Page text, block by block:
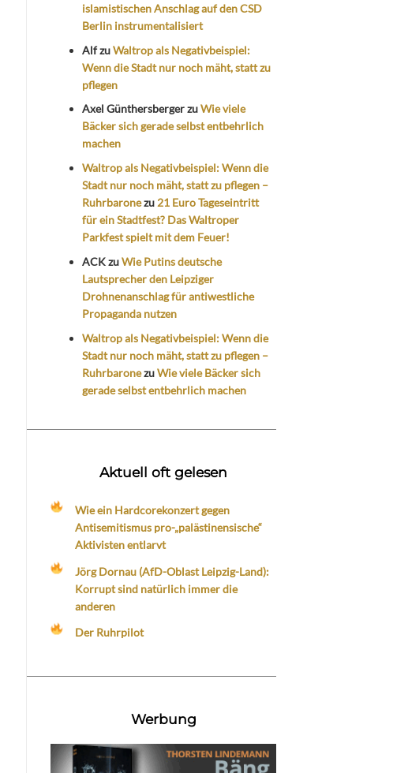
islamistischen Anschlag auf den CSD
Berlin instrumentalisiert
AlfzuWaltrop als Negativbeispiel:
Wenn die Stadt nur noch mäht, statt zu
pflegen
Axel GünthersbergerzuWie viele
Bäcker sich gerade selbst entbehrlich
machen
Waltrop als Negativbeispiel: Wenn die
Stadt nur noch mäht, statt zu pflegen –
Ruhrbaronezu 21 Euro Tageseintritt
für ein Stadtfest? Das Waltroper
Parkfest spielt mit dem Feuer!
ACKzuWie Putins deutsche
Lautsprecher den Leipziger
Drohnenanschlag für antiwestliche
Propaganda nutzen
Waltrop als Negativbeispiel: Wenn die
Stadt nur noch mäht, statt zu pflegen –
RuhrbaronezuWie viele Bäcker sich
gerade selbst entbehrlich machen
Aktuell oft gelesen
Wie ein Hardcorekonzert gegen
Antisemitismus pro-„palästinensische“
Aktivisten entlarvt
Jörg Dornau (AfD-Oblast Leipzig-Land):
Korrupt sind natürlich immer die
anderen
Der Ruhrpilot
Werbung